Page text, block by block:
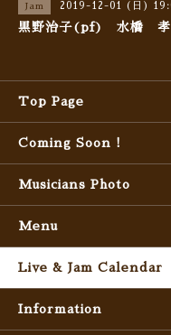
Jam 2019-12-01 (日)
黒野治子(pf) 水橋
Top Page
Coming Soon !
Musicians Photo
Menu
Live & Jam Calendar
Information